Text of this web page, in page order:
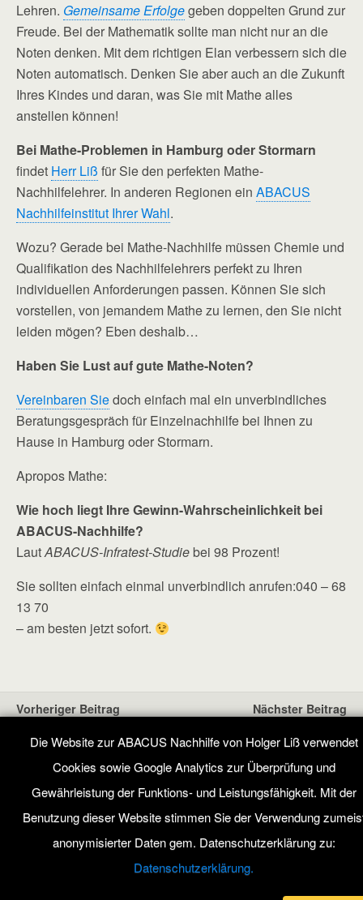
Lehren. Gemeinsame Erfolgegeben doppelten Grund zur
Freude. Bei der Mathematik sollte man nicht nur an die
Noten denken. Mit dem richtigen Elan verbessern sich die
Noten automatisch. Denken Sie aber auch an die Zukunft
Ihres Kindes und daran, was Sie mit Mathe alles
anstellen können!
Bei Mathe-Problemen in Hamburg oder Stormarn
findet Herr Liß für Sie den perfekten Mathe-
Nachhilfelehrer. In anderen Regionen ein ABACUS
Nachhilfeinstitut Ihrer Wahl.
Wozu? Gerade bei Mathe-Nachhilfe müssen Chemie und
Qualifikation des Nachhilfelehrers perfekt zu Ihren
individuellen Anforderungen passen. Können Sie sich
vorstellen, von jemandem Mathe zu lernen, den Sie nicht
leiden mögen? Eben deshalb…
Haben Sie Lust auf gute Mathe-Noten?
Vereinbaren Siedoch einfach mal ein unverbindliches
Beratungsgespräch für Einzelnachhilfe bei Ihnen zu
Hause in Hamburg oder Stormarn.
Apropos Mathe:
Wie hoch liegt Ihre Gewinn-Wahrscheinlichkeit bei
ABACUS-Nachhilfe?
LautABACUS-Infratest-Studiebei 98 Prozent!
Sie sollten einfach einmal unverbindlich anrufen:040 – 68
13 70
– am besten jetzt sofort.
Vorheriger Beitrag
Kindern
Nächster Beitrag
Nachhilfelehrer Gesucht
Zum Seitenanfang
Mobil Desktop
Die Website zur ABACUS Nachhilfe von Holger Liß verwendet
Cookies sowie Google Analytics zur Überprüfung und
Gewährleistung der Funktions- und Leistungsfähigkeit. Mit der
Benutzung dieser Website stimmen Sie der Verwendung
anonymisierter Daten gem. Datenschutzerklärung zu:
Datenschutzerklärung.